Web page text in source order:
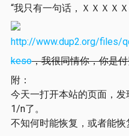
“我只有一句话，ＸＸＸＸ
http://www.dup2.org/files/
keso，我很同情你，你是
附：
今天一打开本站的页面，
1/n了。
不知何时能恢复，或者能恢